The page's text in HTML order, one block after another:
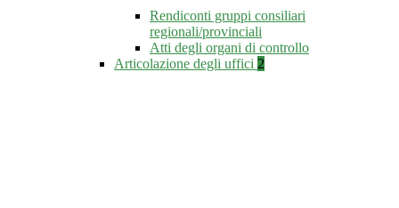
Rendiconti gruppi consiliari
regionali/provinciali
Atti degli organi di controllo
Articolazione degli uffici 2